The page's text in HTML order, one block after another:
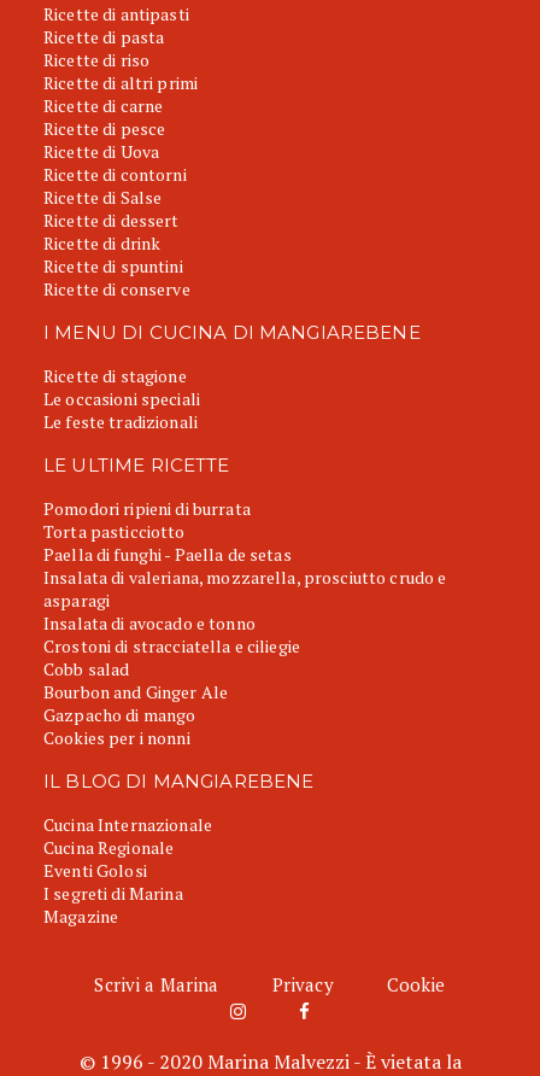
Ricette di antipasti
Ricette di pasta
Ricette di riso
Ricette di altri primi
Ricette di carne
Ricette di pesce
Ricette di Uova
Ricette di contorni
Ricette di Salse
Ricette di dessert
Ricette di drink
Ricette di spuntini
Ricette di conserve
I MENU DI CUCINA DI MANGIAREBENE
Ricette di stagione
Le occasioni speciali
Le feste tradizionali
LE ULTIME RICETTE
Pomodori ripieni di burrata
Torta pasticciotto
Paella di funghi - Paella de setas
Insalata di valeriana, mozzarella, prosciutto crudo e
asparagi
Insalata di avocado e tonno
Crostoni di stracciatella e ciliegie
Cobb salad
Bourbon and Ginger Ale
Gazpacho di mango
Cookies per i nonni
IL BLOG DI MANGIAREBENE
Cucina Internazionale
Cucina Regionale
Eventi Golosi
I segreti di Marina
Magazine
Scrivi a Marina Privacy Cookie
© 1996 - 2020 Marina Malvezzi - È vietata la